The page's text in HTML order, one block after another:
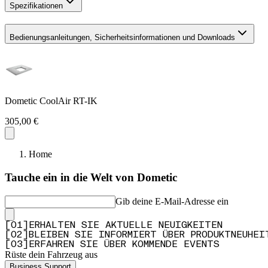
Spezifikationen
Bedienungsanleitungen, Sicherheitsinformationen und Downloads
Dometic CoolAir RT-IK
305,00 €
Home
Tauche ein in die Welt von Dometic
Gib deine E-Mail-Adresse ein
01
ERHALTEN SIE AKTUELLE NEUIGKEITEN
02
BLEIBEN SIE INFORMIERT ÜBER
03 ERFAHREN SIE ÜBER KOMMENDE EVENTS
Rüste dein Fahrzeug aus